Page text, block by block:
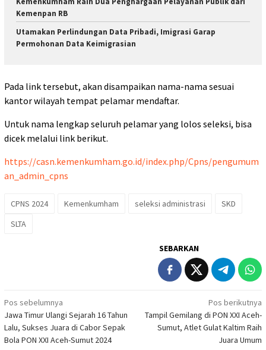
Kemenpan RB
Utamakan Perlindungan Data Pribadi, Imigrasi Garap
Permohonan Data Keimigrasian
Pada link tersebut, akan disampaikan nama-nama sesuai
kantor wilayah tempat pelamar mendaftar.
Untuk nama lengkap seluruh pelamar yang lolos seleksi, bisa
dicek melalui link berikut.
https://casn.kemenkumham.go.id/index.php/Cpns/pengumum
an_admin_cpns
CPNS 2024 Kemenkumham seleksi administrasi
SKD
SLTA
SEBARKAN
Navigasi
pos
Pos sebelumnya
Jawa Timur Ulangi Sejarah 16 Tahun
Lalu, Sukses Juara di Cabor Sepak
Bola PON XXI Aceh-Sumut 2024
Pos berikutnya
Tampil Gemilang di PON XXI Aceh-
Sumut, Atlet Gulat Kaltim Raih
Juara Umum